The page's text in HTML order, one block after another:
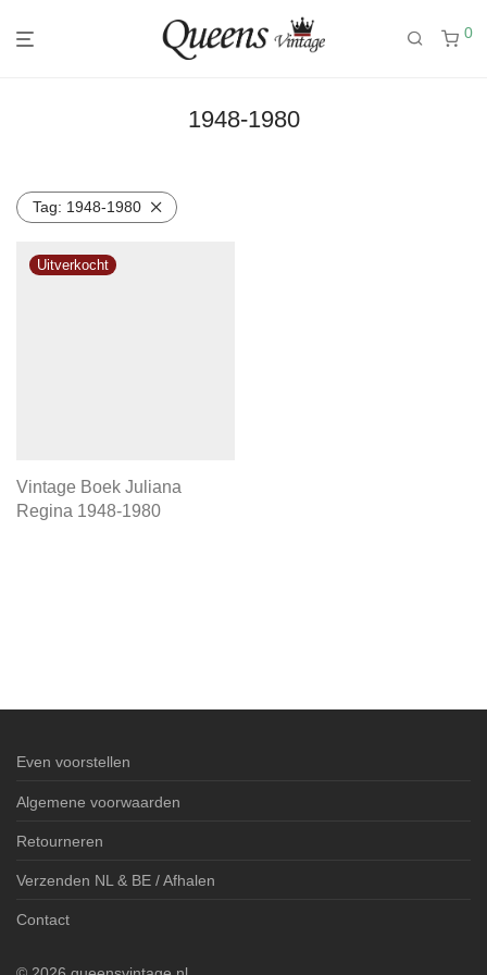
0
1948-1980
Tag: 1948-1980
Vintage Boek Juliana
Regina 1948-1980
Even voorstellen
Algemene voorwaarden
Retourneren
Verzenden NL & BE / Afhalen
Contact